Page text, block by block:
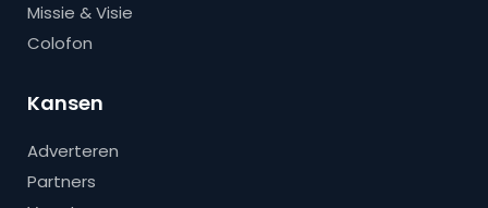
Missie & Visie
Colofon
Kansen
Adverteren
Partners